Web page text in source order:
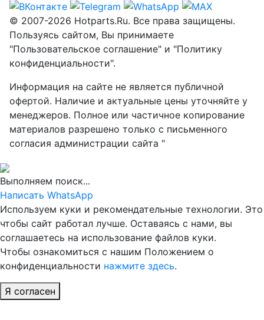
© 2007-2026 Hotparts.Ru. Все права защищены.
Пользуясь сайтом, Вы принимаете
"Пользовательское соглашение" и "Политику
конфиденциальности".
Информация на сайте не является публичной
офертой. Наличие и актуальные цены уточняйте у
менеджеров. Полное или частичное копирование
материалов разрешено только с письменного
согласия администрации сайта "
Выполняем поиск...
Написать WhatsApp
Используем куки и рекомендательные технологии. Это
чтобы сайт работал лучше. Оставаясь с нами, вы
соглашаетесь на использование файлов куки.
Чтобы ознакомиться с нашим Положением о
конфиденциальности нажмите здесь.
Я согласен